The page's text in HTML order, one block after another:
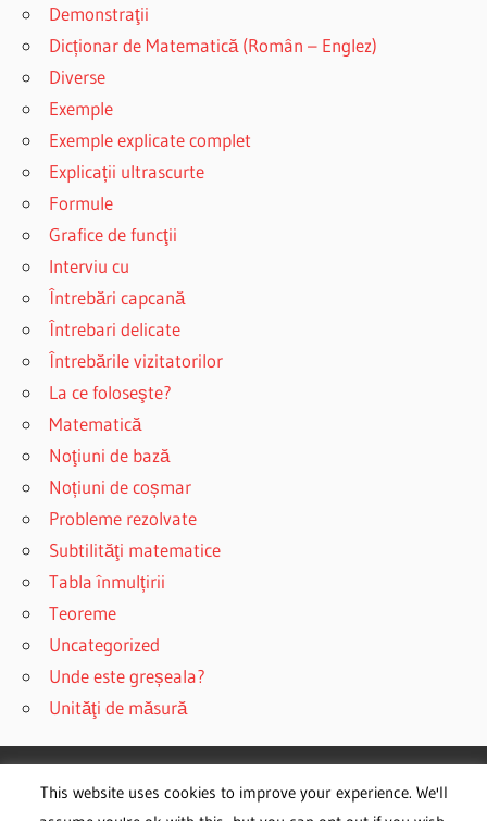
Demonstraţii
Dicționar de Matematică (Român – Englez)
Diverse
Exemple
Exemple explicate complet
Explicații ultrascurte
Formule
Grafice de funcţii
Interviu cu
Întrebări capcană
Întrebari delicate
Întrebările vizitatorilor
La ce foloseşte?
Matematică
Noţiuni de bază
Noțiuni de coșmar
Probleme rezolvate
Subtilităţi matematice
Tabla înmulțirii
Teoreme
Uncategorized
Unde este greșeala?
Unităţi de măsură
This website uses cookies to improve your experience. We'll